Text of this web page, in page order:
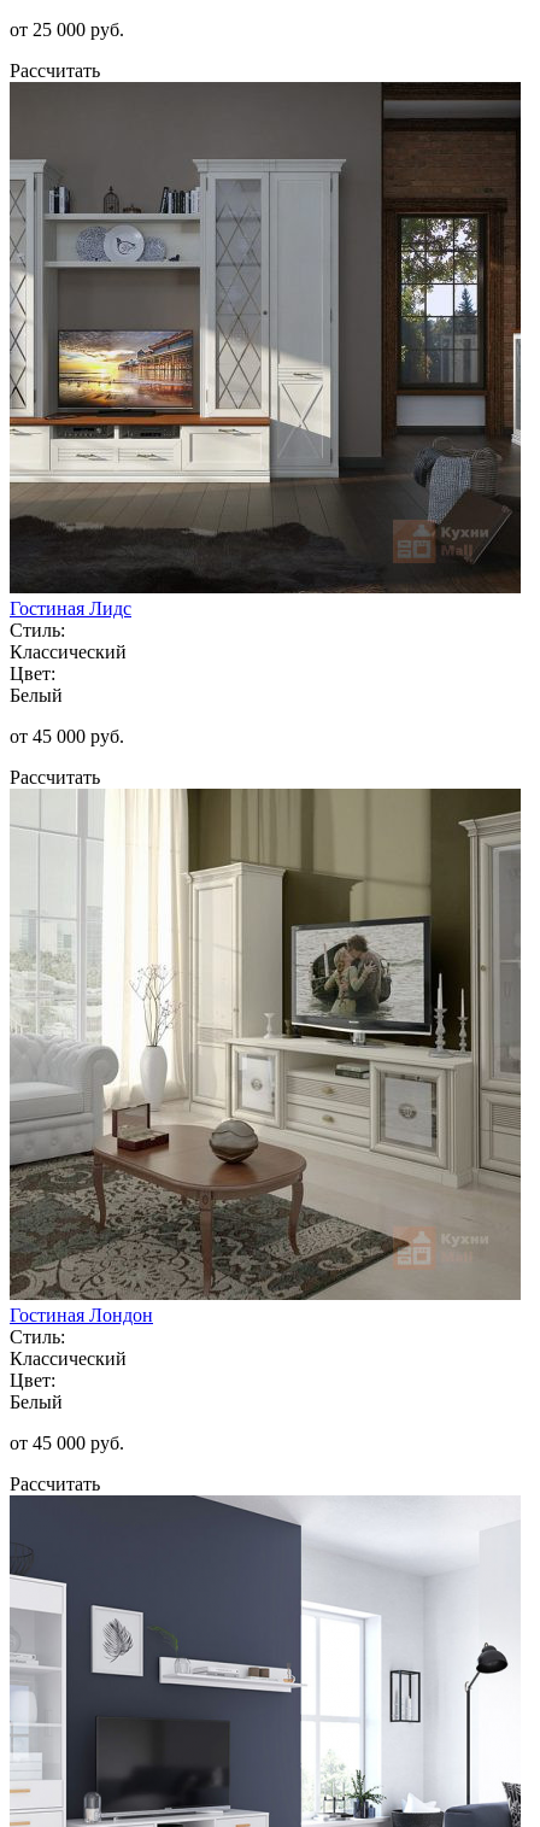
от 25 000 руб.
Рассчитать
Гостиная Лидс
Стиль:
Классический
Цвет:
Белый
от 45 000 руб.
Рассчитать
Гостиная Лондон
Стиль:
Классический
Цвет:
Белый
от 45 000 руб.
Рассчитать